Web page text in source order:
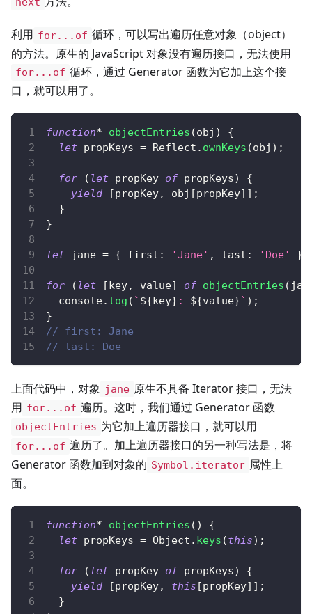
利用 for...of 循环，可以写出遍历任意对象（object）
的方法。原生的 JavaScript 对象没有遍历接口，无法使用
for...of 循环，通过 Generator 函数为它加上这个接
口，就可以用了。
function* objectEntries (obj )
{
let propKeys = Reflect . ownKeys (obj ) ;
for ( let propKey of propKeys)
{
yield
[propKey, obj [propKey] ] ;
}
}
let jane = { first : 'Jane' , last : 'Doe' }
for ( let [key, value] of objectEntries (
console. log ( ` ${key} : ${value}` ) ;
}
// first: Jane
// last: Doe
上面代码中，对象 jane 原生不具备 Iterator 接口，无法
用 for...of 遍历。这时，我们通过 Generator 函数
objectEntries 为它加上遍历器接口，就可以用
for...of 遍历了。加上遍历器接口的另一种写法是，将
Generator 函数加到对象的 Symbol.iterator 属性上
面。
function* objectEntries ( )
{
let propKeys = Object . keys (this) ;
for ( let propKey of propKeys)
{
yield
[propKey, this [propKey] ] ;
}